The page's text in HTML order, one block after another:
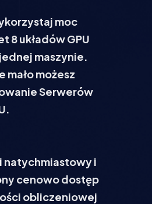
moc
8 układów GPU
maszynie.
mało możesz
Serwerów
natychmiastowy i
cenowo dostęp
obliczeniowej